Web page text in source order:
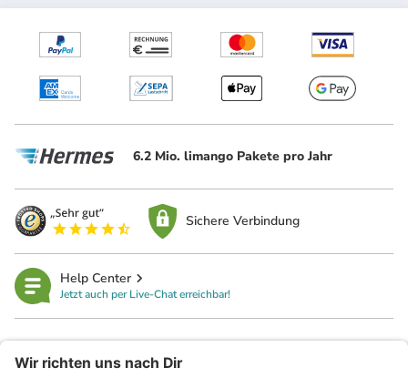
6.2 Mio. limango Pakete pro Jahr
Sichere Verbindung
Help Center
Jetzt auch per Live-Chat erreichbar!